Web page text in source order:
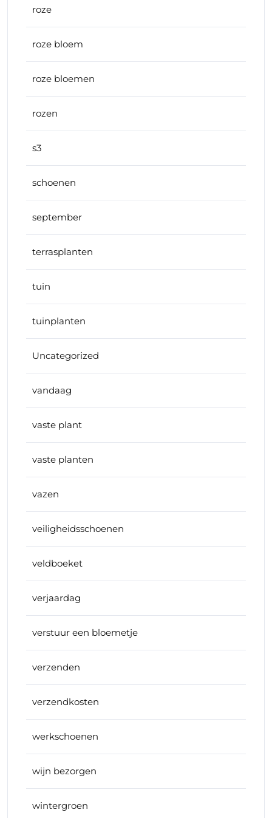
roze
roze bloem
roze bloemen
rozen
s3
schoenen
september
terrasplanten
tuin
tuinplanten
Uncategorized
vandaag
vaste plant
vaste planten
vazen
veiligheidsschoenen
veldboeket
verjaardag
verstuur een bloemetje
verzenden
verzendkosten
werkschoenen
wijn bezorgen
wintergroen